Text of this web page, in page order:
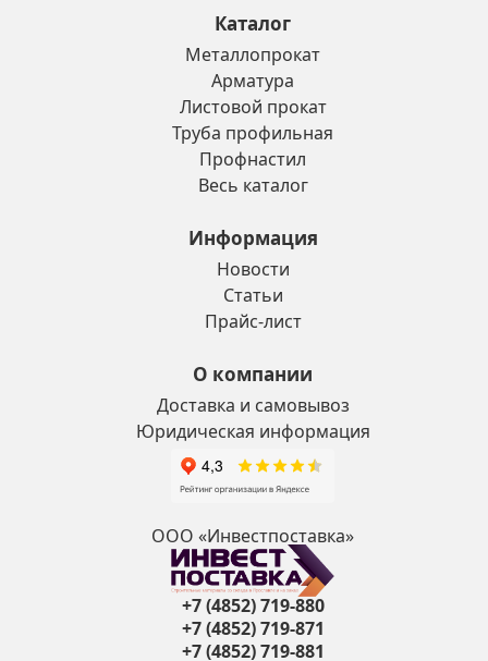
Каталог
Металлопрокат
Арматура
Листовой прокат
Труба профильная
Профнастил
Весь каталог
Информация
Новости
Статьи
Прайс-лист
О компании
Доставка и самовывоз
Юридическая информация
ООО «Инвестпоставка»
+7 (4852) 719-880
+7 (4852) 719-871
+7 (4852) 719-881